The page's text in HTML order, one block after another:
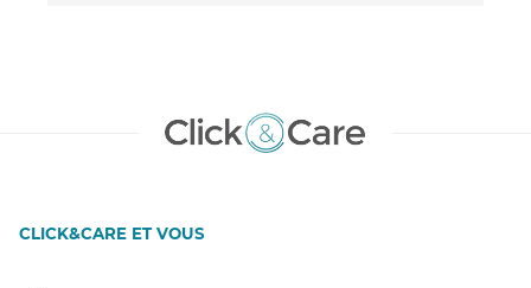
CLICK&CARE ET VOUS